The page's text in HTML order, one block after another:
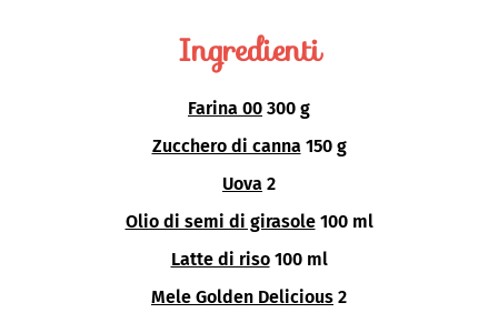
Ingredienti
Farina 00 300 g
Zucchero di canna 150 g
Uova 2
Olio di semi di girasole 100 ml
Latte di riso 100 ml
Mele Golden Delicious 2